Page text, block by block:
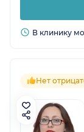
В клинику
Нет